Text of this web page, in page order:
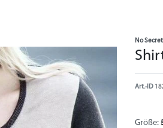
No Secret
Art.-ID
Größe: